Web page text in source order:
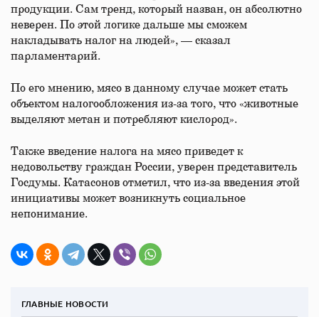
продукции. Сам тренд, который назван, он абсолютно
неверен. По этой логике дальше мы сможем
накладывать налог на людей», — сказал
парламентарий.
По его мнению, мясо в данному случае может стать
объектом налогообложения из-за того, что «животные
выделяют метан и потребляют кислород».
Также введение налога на мясо приведет к
недовольству граждан России, уверен представитель
Госдумы. Катасонов отметил, что из-за введения этой
инициативы может возникнуть социальное
непонимание.
ГЛАВНЫЕ НОВОСТИ